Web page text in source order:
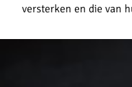
versterken en die van